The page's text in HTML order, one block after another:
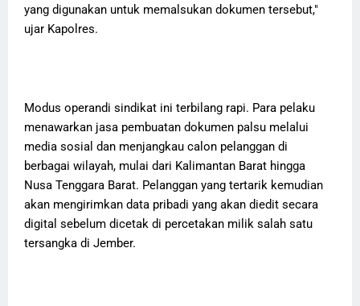
yang digunakan untuk memalsukan dokumen tersebut,"
ujar Kapolres.
Modus operandi sindikat ini terbilang rapi. Para pelaku
menawarkan jasa pembuatan dokumen palsu melalui
media sosial dan menjangkau calon pelanggan di
berbagai wilayah, mulai dari Kalimantan Barat hingga
Nusa Tenggara Barat. Pelanggan yang tertarik kemudian
akan mengirimkan data pribadi yang akan diedit secara
digital sebelum dicetak di percetakan milik salah satu
tersangka di Jember.